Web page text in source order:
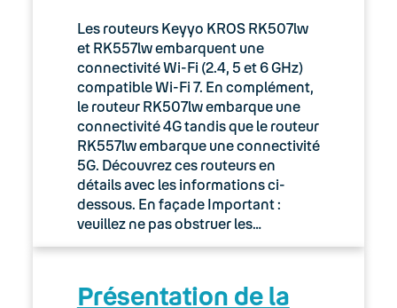
Les routeurs Keyyo KROS RK507lw
et RK557lw embarquent une
connectivité Wi-Fi (2.4, 5 et 6 GHz)
compatible Wi-Fi 7. En complément,
le routeur RK507lw embarque une
connectivité 4G tandis que le routeur
RK557lw embarque une connectivité
5G. Découvrez ces routeurs en
détails avec les informations ci-
dessous. En façade Important :
veuillez ne pas obstruer les…
Présentation de la